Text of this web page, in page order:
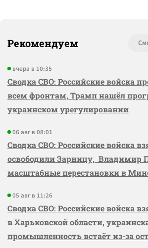
Рекомендуем
вчера в 10:35
Сводка СВО: Российские войска
всем фронтам, Трамп нашёл
украинском урегулировании
06 авг в 08:01
Сводка СВО: Российские войска
освободили Зарницу, Владимир
масштабные перестановки в
05 авг в 11:26
Сводка СВО: Российские войска
в Харьковской области,
промышленность встаёт из-за